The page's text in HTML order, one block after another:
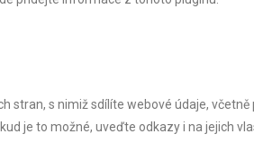
s nimiž sdílíte webové údaje,
je to možné, uveďte odkazy i na jejich